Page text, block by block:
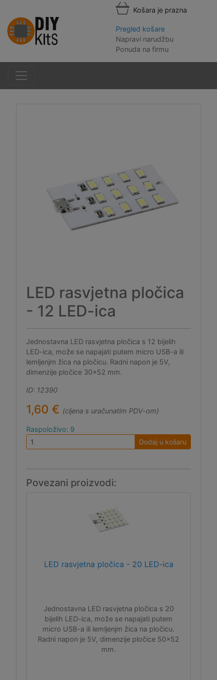
Košara je prazna
Pregled košare
Napravi narudžbu
Ponuda na firmu
LED rasvjetna pločica
- 12 LED-ica
Jednostavna LED rasvjetna pločica s 12 bijelih
LED-ica, može se napajati putem micro USB-a ili
lemljenjm žica na pločicu. Radni napon je 5V,
dimenzije pločice 30x52 mm.
ID: 12390
1,60 € (cijena s uračunatim PDV-om)
Raspoloživo: 9
Dodaj u košaru
Povezani proizvodi:
LED rasvjetna pločica - 20 LED-ica
Jednostavna LED rasvjetna pločica s 20
bijelih LED-ica, može se napajati putem
micro USB-a ili lemljenjm žica na pločicu.
Radni napon je 5V, dimenzije pločice 50x52
mm.